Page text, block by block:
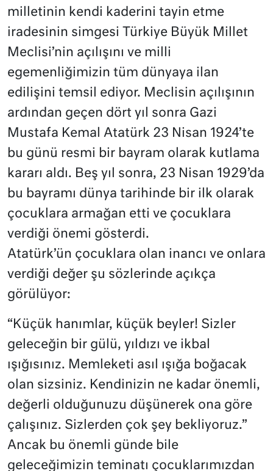
milletinin kendi kaderini tayin etme
iradesinin simgesi Türkiye Büyük Millet
Meclisi’nin açılışını ve milli
egemenliğimizin tüm dünyaya ilan
edilişini temsil ediyor. Meclisin açılışının
ardından geçen dört yıl sonra Gazi
Mustafa Kemal Atatürk 23 Nisan 1924’te
bu günü resmi bir bayram olarak kutlama
kararı aldı. Beş yıl sonra, 23 Nisan 1929’da
bu bayramı dünya tarihinde bir ilk olarak
çocuklara armağan etti ve çocuklara
verdiği önemi gösterdi.
Atatürk’ün çocuklara olan inancı ve onlara
verdiği değer şu sözlerinde açıkça
görülüyor:
“Küçük hanımlar, küçük beyler! Sizler
geleceğin bir gülü, yıldızı ve ikbal
ışığısınız. Memleketi asıl ışığa boğacak
olan sizsiniz. Kendinizin ne kadar önemli,
değerli olduğunuzu düşünerek ona göre
çalışınız. Sizlerden çok şey bekliyoruz.”
Ancak bu önemli günde bile
geleceğimizin teminatı çocuklarımızdan